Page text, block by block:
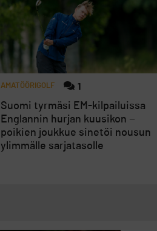
AMATÖÖRIGOLF 1
Suomi tyrmäsi EM-kilpailuissa
Englannin hurjan kuusikon −
poikien joukkue sinetöi nousun
ylimmälle sarjatasolle